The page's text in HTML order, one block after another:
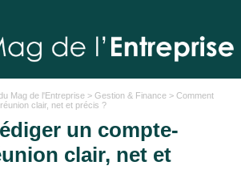
Mag de l'Entreprise> Gestion & Finance> Comment
clair, net et précis ?
un compte-
clair, net et